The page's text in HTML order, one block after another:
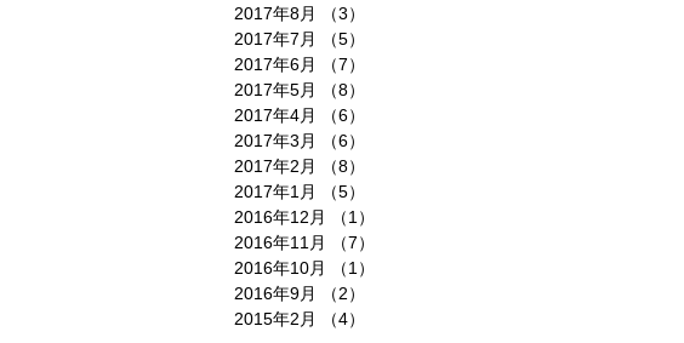
2017年8月
（3）
2017年7月
（5）
2017年6月
（7）
2017年5月
（8）
2017年4月
（6）
2017年3月
（6）
2017年2月
（8）
2017年1月
（5）
2016年12月
（1）
2016年11月
（7）
2016年10月
（1）
2016年9月
（2）
2015年2月
（4）